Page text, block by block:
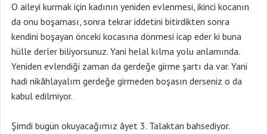
O aileyi kurmak için kadının yeniden evlenmesi, ikinci kocanın
da onu boşaması, sonra tekrar iddetini bitirdikten sonra
kendini boşayan önceki kocasına dönmesi icap eder ki buna
hülle derler biliyorsunuz. Yani helal kılma yolu anlamında.
Yeniden evlendiği zaman da gerdeğe girme şartı da var. Yani
hadi nikâhlayalım gerdeğe girmeden boşasın derseniz o da
kabul edilmiyor.
Şimdi bugün okuyacağımız âyet 3. Talaktan bahsediyor.